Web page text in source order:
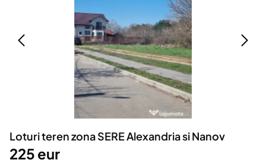
Animale de companie
Afaceri și echipamente profesionale
Inchiriere Bunuri si Vehicule
Utilaje agricole si industriale
Piese auto si accesorii
Dacia Duster
Loturi teren zona SERE Alexandria si Nanov
225 eur